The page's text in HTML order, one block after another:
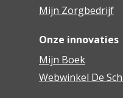
Mijn Zorgbedrijf
Onze innovaties
Mijn Boek
Webwinkel De